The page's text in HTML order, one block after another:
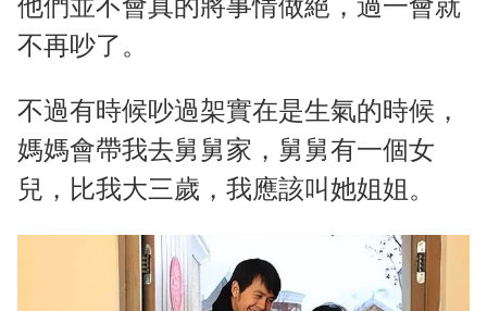
他們並不會真的將事情做絕，過一會就
不再吵了。
不過有時候吵過架實在是生氣的時候，
媽媽會帶我去舅舅家，舅舅有一個女
兒，比我大三歲，我應該叫她姐姐。